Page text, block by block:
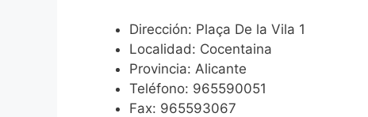
Dirección: Plaça De la Vila 1
Localidad: Cocentaina
Provincia: Alicante
Teléfono: 965590051
Fax: 965593067